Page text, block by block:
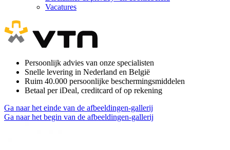
Vacatures
Persoonlijk advies van onze specialisten
Snelle levering in Nederland en België
Ruim 40.000 persoonlijke beschermingsmiddelen
Betaal per iDeal, creditcard of op rekening
Ga naar het einde van de afbeeldingen-gallerij
Ga naar het begin van de afbeeldingen-gallerij